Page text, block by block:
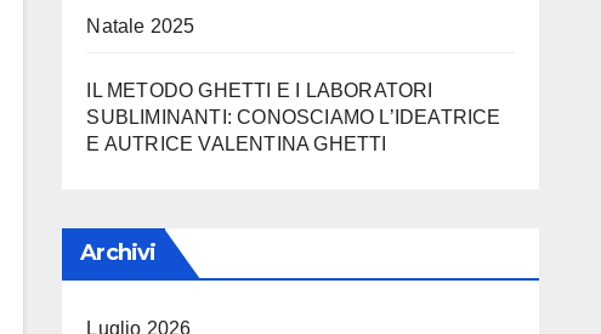
Natale 2025
IL METODO GHETTI E I LABORATORI
SUBLIMINANTI: CONOSCIAMO L’IDEATRICE
E AUTRICE VALENTINA GHETTI
Archivi
Luglio 2026